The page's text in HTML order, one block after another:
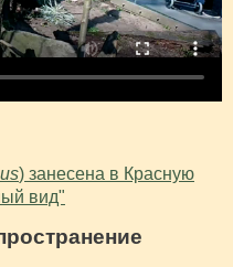
) занесена в Красную
вид"